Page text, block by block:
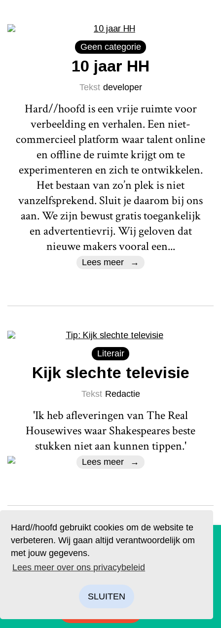
Hard//hoofd gebruikt cookies om de website te
verbeteren. Wij gaan altijd verantwoordelijk om
met jouw gegevens.
Lees meer over ons privacybeleid
SLUITEN
Geen categorie
10 jaar HH
Tekst developer
Hard//hoofd is een vrije ruimte voor
verbeelding en verhalen. Een niet-
commercieel platform waar talent online
en offline de ruimte krijgt om te
experimenteren en zich te ontwikkelen.
Het bestaan van zo’n plek is niet
vanzelfsprekend. Sluit je daarom bij ons
aan. We zijn bewust gratis toegankelijk
en advertentievrij. Wij geloven dat
nieuwe makers vooral een...
Lees meer
Literair
Kijk slechte televisie
Tekst Redactie
'Ik heb afleveringen van The Real
Housewives waar Shakespeares beste
stukken niet aan kunnen tippen.'
Lees meer
Kamikazeplastics
Beeldredactie Beeld
De geruchten zijn waar. Lees Hard//hoofd nu ook op
papier!
Bestel op tijd je eigen exemplaar van de eerste editie, met
als thema: ‘Ik’. We hebben drie covers ontworpen. Kies je